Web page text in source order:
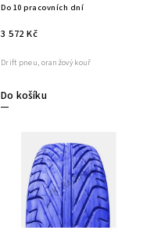
Do 10 pracovních dní
3 572 Kč
Do košíku
Drift pneu, oranžový kouř